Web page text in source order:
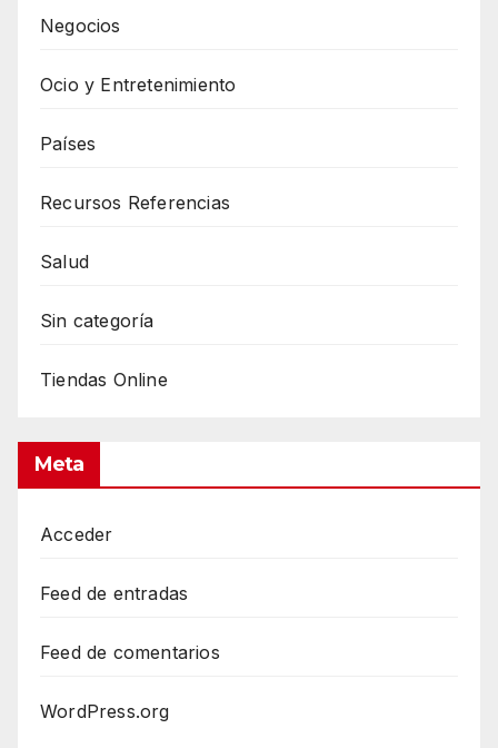
Negocios
Ocio y Entretenimiento
Países
Recursos Referencias
Salud
Sin categoría
Tiendas Online
Meta
Acceder
Feed de entradas
Feed de comentarios
WordPress.org